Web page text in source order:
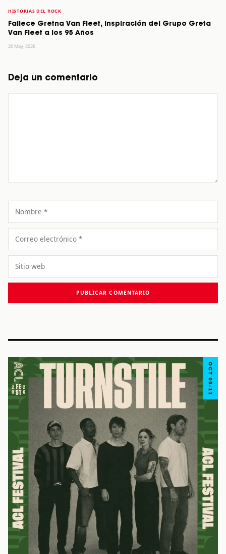
HISTORIAS DEL ROCK
Fallece Gretna Van Fleet, Inspiración del Grupo Greta
Van Fleet a los 95 Años
20 May, 2026
Deja un comentario
Nombre
Correo
electrónico
Sitio
web